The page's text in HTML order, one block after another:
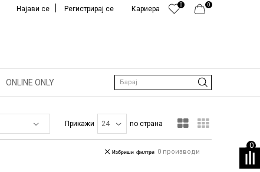
0
0
Кариера
Најави се Регистрирај се
ONLINE ONLY Барај
0
Прикажи по страна
0 производи
Избриши филтри